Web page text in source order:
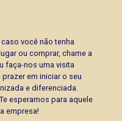
você não tenha
ou comprar, chame a
faça-nos uma visita
em iniciar o seu
e diferenciada.
esperamos para aquele
empresa!